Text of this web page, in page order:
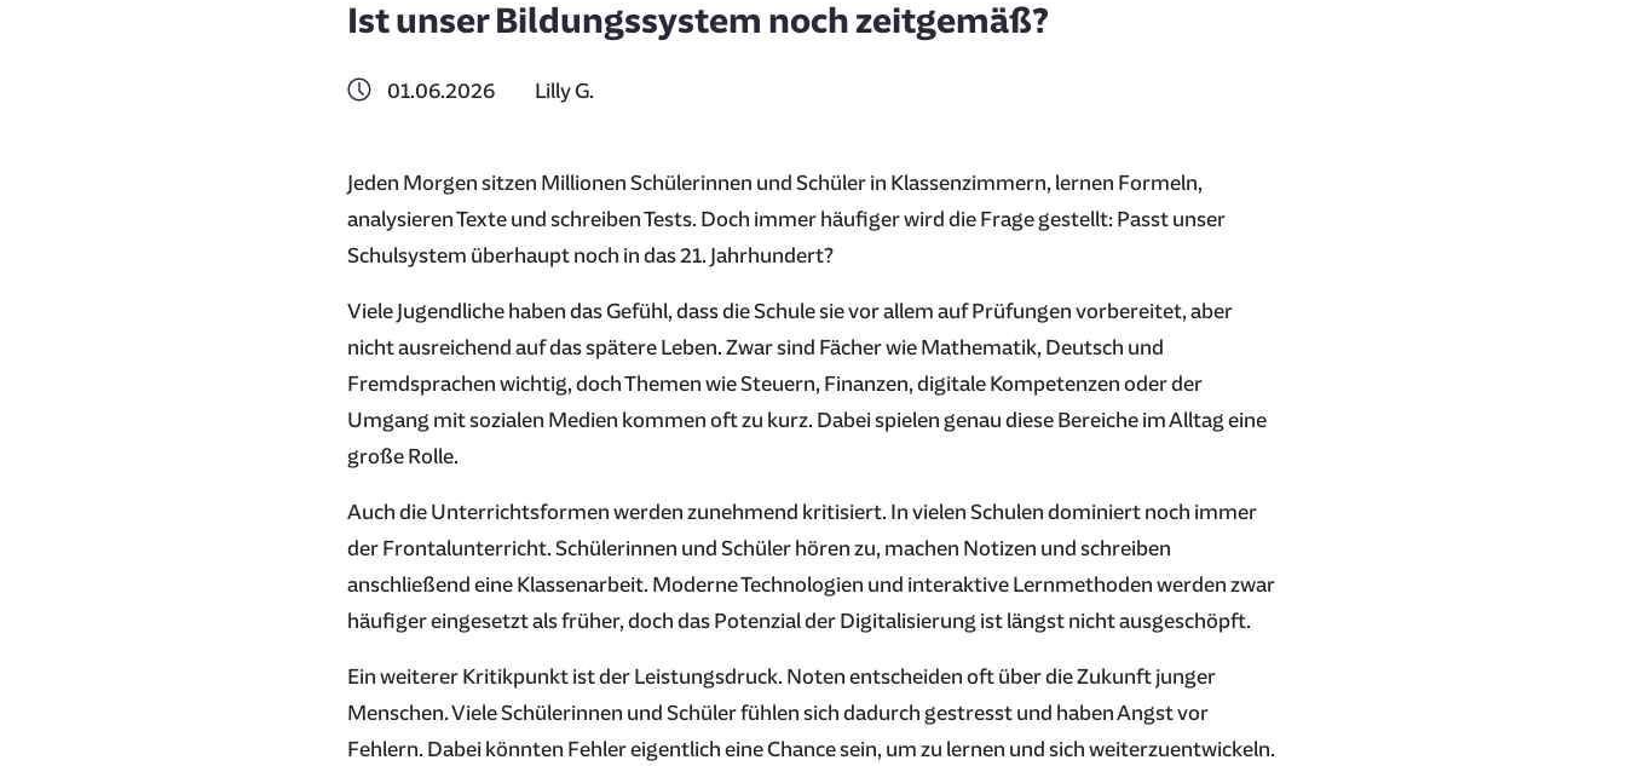
Ist unser Bildungssystem noch zeitgemäß?
01.06.2026 Lilly G.
Jeden Morgen sitzen Millionen Schülerinnen und Schüler in Klassenzimmern, lernen Formeln,
analysieren Texte und schreiben Tests. Doch immer häufiger wird die Frage gestellt: Passt unser
Schulsystem überhaupt noch in das 21. Jahrhundert?
Viele Jugendliche haben das Gefühl, dass die Schule sie vor allem auf Prüfungen vorbereitet, aber
nicht ausreichend auf das spätere Leben. Zwar sind Fächer wie Mathematik, Deutsch und
Fremdsprachen wichtig, doch Themen wie Steuern, Finanzen, digitale Kompetenzen oder der
Umgang mit sozialen Medien kommen oft zu kurz. Dabei spielen genau diese Bereiche im Alltag eine
große Rolle.
Auch die Unterrichtsformen werden zunehmend kritisiert. In vielen Schulen dominiert noch immer
der Frontalunterricht. Schülerinnen und Schüler hören zu, machen Notizen und schreiben
anschließend eine Klassenarbeit. Moderne Technologien und interaktive Lernmethoden werden zwar
häufiger eingesetzt als früher, doch das Potenzial der Digitalisierung ist längst nicht ausgeschöpft.
Ein weiterer Kritikpunkt ist der Leistungsdruck. Noten entscheiden oft über die Zukunft junger
Menschen. Viele Schülerinnen und Schüler fühlen sich dadurch gestresst und haben Angst vor
Fehlern. Dabei könnten Fehler eigentlich eine Chance sein, um zu lernen und sich weiterzuentwickeln.